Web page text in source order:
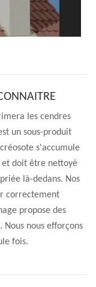
les cendres
un sous-produit
s'accumule
doit être nettoyé
là-dedans. Nos
correctement
propose des
nous efforçons
fois.